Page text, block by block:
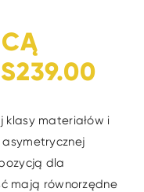
klasy materiałów i
asymetrycznej
dla
mają równorzędne